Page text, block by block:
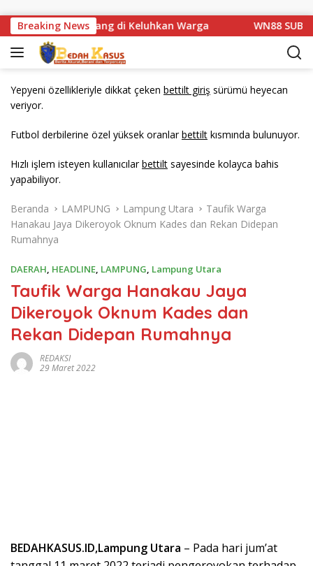
Breaking News
1 Basarang di Keluhkan Warga WN88 SUB UNIT
Yepyeni özellikleriyle dikkat çeken bettilt giriş sürümü heyecan
veriyor.
Futbol derbilerine özel yüksek oranlarbettilt kısmında bulunuyor.
Hızlı işlem isteyen kullanıcılarbettilt sayesinde kolayca bahis
yapabiliyor.
Beranda LAMPUNG Lampung Utara
Taufik Warga
Hanakau Jaya Dikeroyok Oknum Kades dan Rekan Didepan
Rumahnya
DAERAH, HEADLINE, LAMPUNG, Lampung Utara
Taufik Warga Hanakau Jaya
Dikeroyok Oknum Kades dan
Rekan Didepan Rumahnya
REDAKSI
29 Maret 2022
BEDAHKASUS.ID,Lampung Utara – Pada hari jum’at